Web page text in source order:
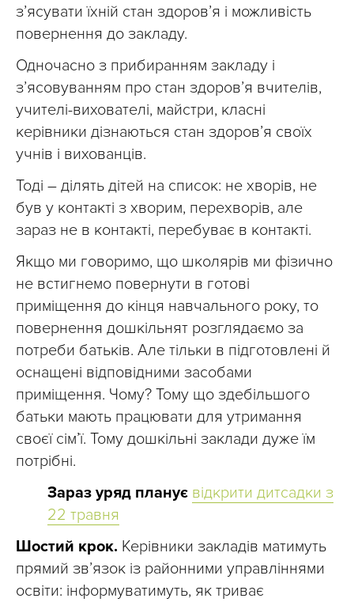
з’ясувати їхній стан здоров’я і можливість
повернення до закладу.
Одночасно з прибиранням закладу і
з’ясовуванням про стан здоров’я вчителів,
учителі-вихователі, майстри, класні
керівники дізнаються стан здоров’я своїх
учнів і вихованців.
Тоді – ділять дітей на список: не хворів, не
був у контакті з хворим, перехворів, але
зараз не в контакті, перебуває в контакті.
Якщо ми говоримо, що школярів ми фізично
не встигнемо повернути в готові
приміщення до кінця навчального року, то
повернення дошкільнят розглядаємо за
потреби батьків. Але тільки в підготовлені й
оснащені відповідними засобами
приміщення. Чому? Тому що здебільшого
батьки мають працювати для утримання
своєї сім’ї. Тому дошкільні заклади дуже їм
потрібні.
Зараз уряд планує відкрити дитсадки з
22 травня
Шостий крок. Керівники закладів матимуть
прямий зв’язок із районними управліннями
освіти: інформуватимуть, як триває